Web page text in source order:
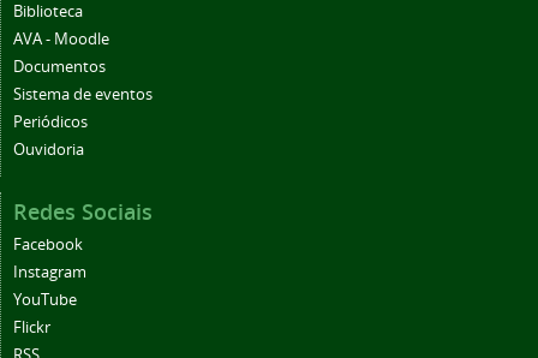
Biblioteca
AVA - Moodle
Documentos
Sistema de eventos
Periódicos
Ouvidoria
Redes Sociais
Facebook
Instagram
YouTube
Flickr